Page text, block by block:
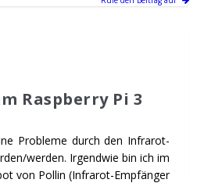
Raspberry Pi 3
Probleme durch den Infrarot-
werden. Irgendwie bin ich im
von Pollin (Infrarot-Empfänger